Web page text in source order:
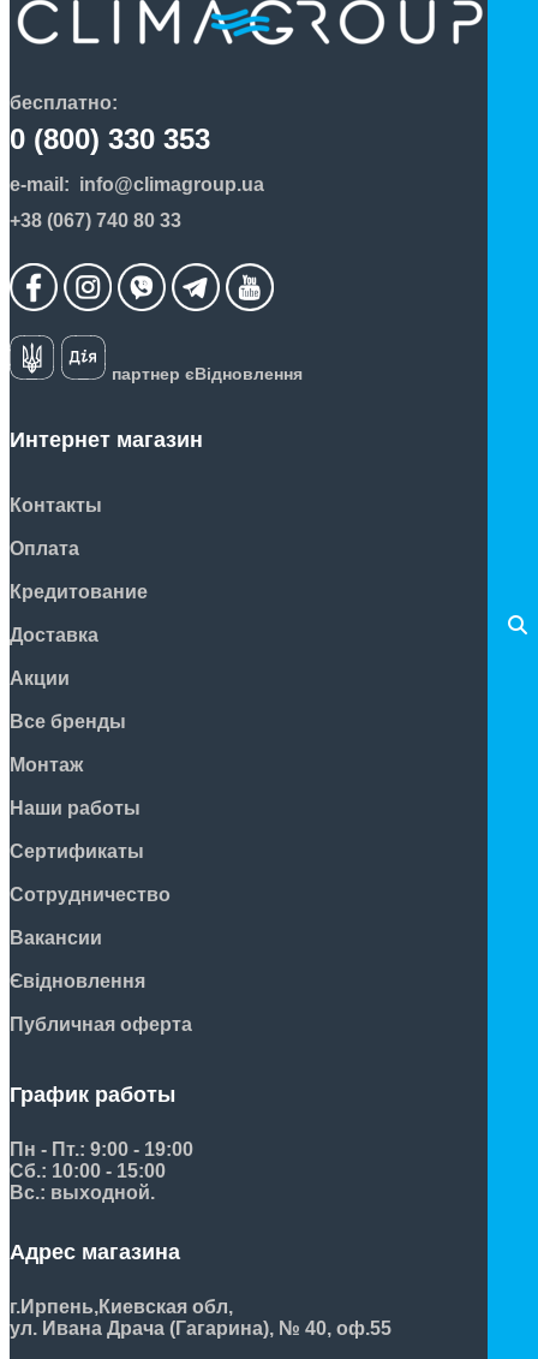
бесплатно:
0 (800) 330 353
e-mail: info@climagroup.ua
+38 (067) 740 80 33
партнер єВідновлення
Интернет магазин
Контакты
Оплата
Кредитование
Доставка
Акции
Все бренды
Монтаж
Наши работы
Сертификаты
Сотрудничество
Вакансии
Євідновлення
Публичная оферта
График работы
Пн - Пт.: 9:00 - 19:00
Сб.: 10:00 - 15:00
Вс.: выходной.
Адрес магазина
г.Ирпень,Киевская обл,
ул. Ивана Драча (Гагарина), № 40, оф.55